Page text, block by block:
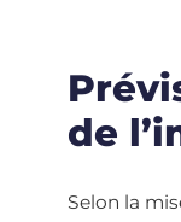
de
Selon la